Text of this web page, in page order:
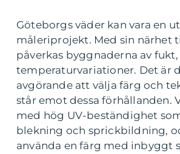
Göteborgs väder kan vara en
måleriprojekt. Med sin närhet
påverkas byggnaderna av
temperaturvariationer. Det är
avgörande att välja färg och
står emot dessa förhållanden.
med hög UV-beständighet
blekning och sprickbildning,
använda en färg med inbyggt